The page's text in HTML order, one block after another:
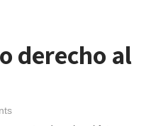
derecho al